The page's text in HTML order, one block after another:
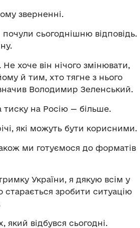
зверненні.
сьогоднішню відповідь.
хоче він нічого змінювати,
й тим, хто тягне з нього
Володимир Зеленський.
тиску на Росію — більше.
які можуть бути корисними.
ми готуємося до форматів
України, я дякую всім у
старається зробити ситуацію
відбувся сьогодні.